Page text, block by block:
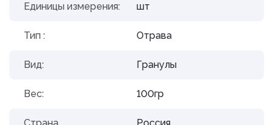
Единицы измерения: шт
Тип : Отрава
Вид: Гранулы
Вес: 100гр